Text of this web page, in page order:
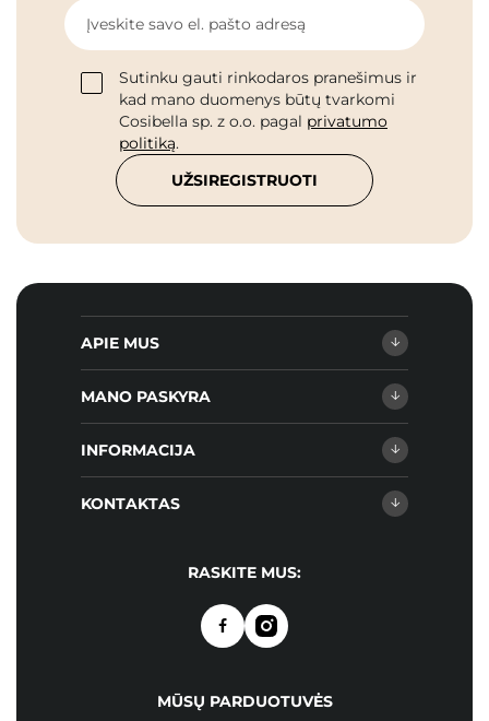
Įveskite savo el. pašto adresą
Sutinku gauti rinkodaros pranešimus ir
kad mano duomenys būtų tvarkomi
Cosibella sp. z o.o. pagal privatumo
politiką.
UŽSIREGISTRUOTI
APIE MUS
MANO PASKYRA
INFORMACIJA
KONTAKTAS
RASKITE MUS:
MŪSŲ PARDUOTUVĖS